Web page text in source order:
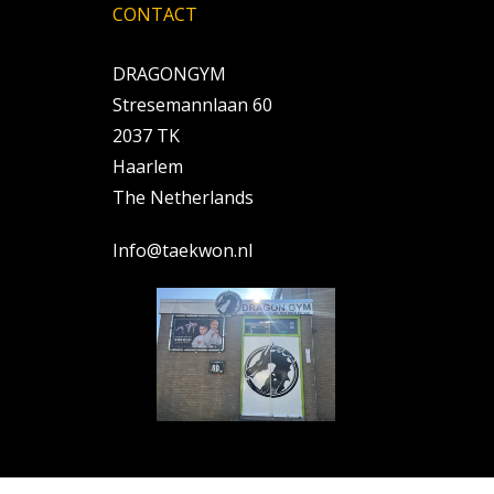
CONTACT
DRAGONGYM
Stresemannlaan 60
2037 TK
Haarlem
The Netherlands
Info@taekwon.nl